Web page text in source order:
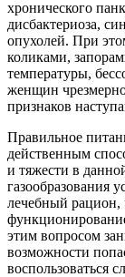
хронического
дисбактериоза,
опухолей. При
коликами,
температуры,
женщин
признаков
Правильное
действенным
и тяжести в
газообразования
лечебный рацион,
этим вопросом
возможности
воспользоваться